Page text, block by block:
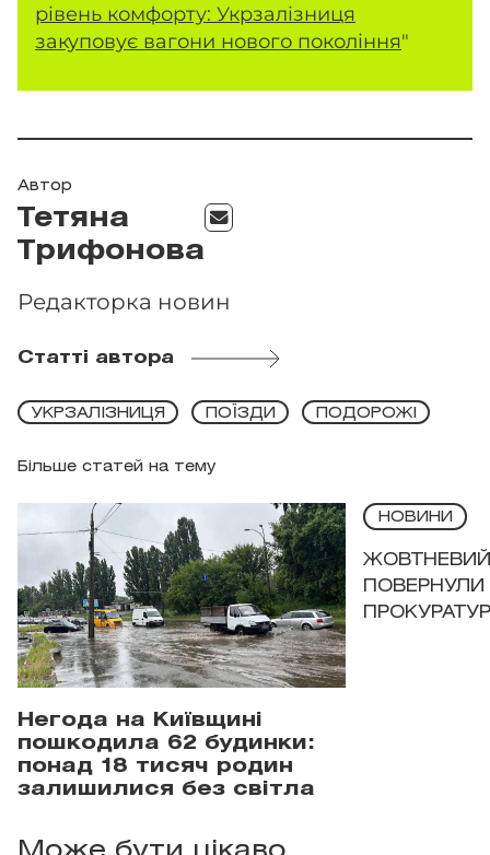
рівень комфорту: Укрзалізниця
закуповує вагони нового покоління"
Автор
Тетяна
Трифонова
Редакторка новин
Статті автора
Більше статей на тему
УКРЗАЛІЗНИЦЯ ПОЇЗДИ ПОДОРОЖІ
Негода на Київщині
пошкодила 62 будинки:
понад 18 тисяч родин
залишилися без світла
НОВИНИ
ЖОВТНЕВИЙ
ПОВЕРНУЛИ